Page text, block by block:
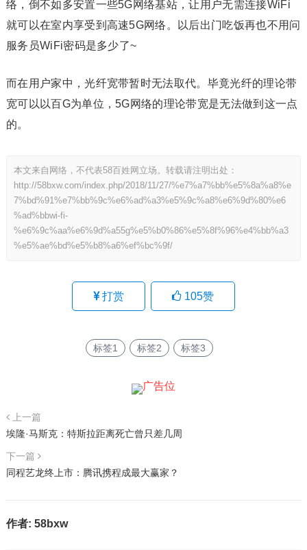
络，倒不如多安置一些5G网络基站，让用户无需连接WiFi
就可以在室内享受到高速5G网络。以后出门吃饭再也不用问
服务员WiFi密码是多少了~
而在用户家中，光纤宽带暂时无法取代。毕竟光纤的理论带
宽可以以百G为单位，5G网络的理论带宽是无法做到这一点
的。
本文来自网络，不代表58百姓网立场。转载请注明出处：
http://58bxw.com/index.php/2018/11/27/%e7%a7%bb%e5%8a%a8%e
7%bd%91%e7%bb%9c%e6%ad%a3%e5%9c%a8%e6%9d%80%e6
%ad%bbwi-fi-
%e6%9c%aa%e6%9d%a55g%e5%b0%86%e5%8f%96%e4%bb%a3
%e5%ae%bd%e5%b8%a6%ef%bc%9f/
打赏 105赞
标签1 标签2 标签3
上一篇
埃隆·马斯克：特斯拉距离死亡曾只差几周
下一篇
同程艺龙终上市：腾讯携程成最大赢家？
作者: 58bxw